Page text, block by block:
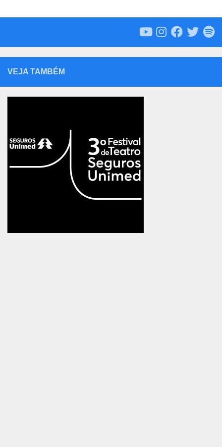
VEJA TAMBÉM